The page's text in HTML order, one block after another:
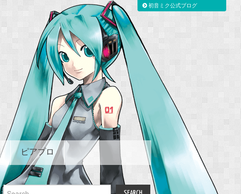
ピアプロ
Search
初音ミク公式ブログ